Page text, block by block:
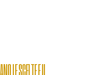
LE SCELTE E IL